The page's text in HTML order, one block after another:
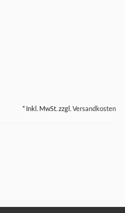
* Inkl. MwSt. zzgl. Versandkosten